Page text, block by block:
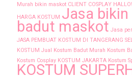
Murah bikin maskot CLIENT COSPLAY
HARGA KOSTUM Jasa
badut maskot Jasa
JASA PEMBUAT KOSTUM DI TANGERANG
KOSTUM Jual Kostum Badut Murah Kostum
Kostum Cosplay KOSTUM JAKARTA Kostum
KOSTUM